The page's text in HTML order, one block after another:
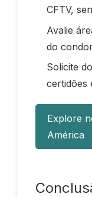
CFTV,
Avalie
do
Solicite
certidões
Explore
América